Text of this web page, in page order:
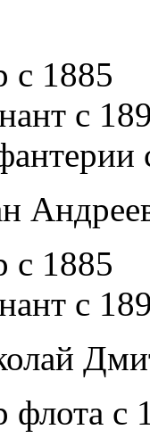
с 1885
с
с 1885
с
флота с